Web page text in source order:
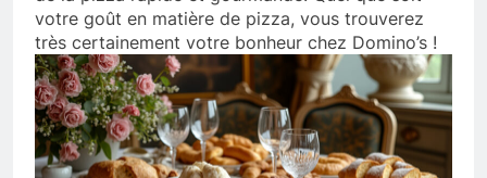
votre goût en matière de pizza, vous trouverez
très certainement votre bonheur chez Domino’s !